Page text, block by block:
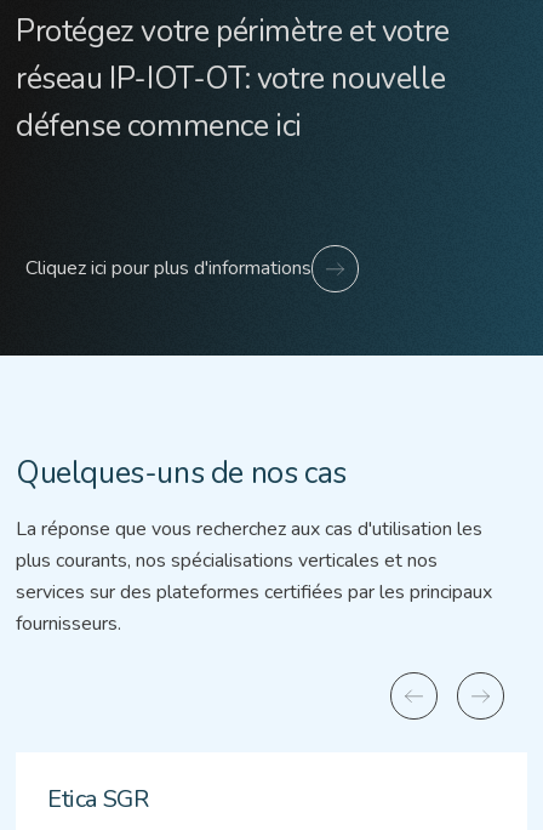
Protégez votre périmètre et votre
réseau IP-IOT-OT: votre nouvelle
défense commence ici
Cliquez ici pour plus d'informations
Quelques-uns de nos cas
La réponse que vous recherchez aux cas d'utilisation les
plus courants, nos spécialisations verticales et nos
services sur des plateformes certifiées par les principaux
fournisseurs.
Etica SGR